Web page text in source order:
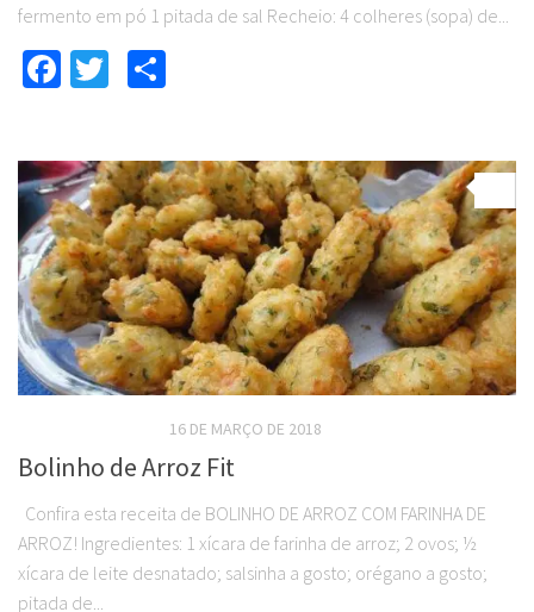
fermento em pó 1 pitada de sal Recheio: 4 colheres (sopa) de...
Facebook
Twitter
16 DE MARÇO DE 2018
Bolinho de Arroz Fit
Confira esta receita de BOLINHO DE ARROZ COM FARINHA DE
ARROZ! Ingredientes: 1 xícara de farinha de arroz; 2 ovos; ½
xícara de leite desnatado; salsinha a gosto; orégano a gosto;
pitada de...